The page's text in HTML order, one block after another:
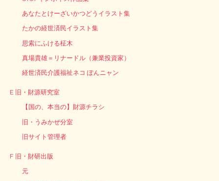
あなたとけーざいかつどうイラスト集
たかの経世済民イラスト集
思索にふける柾木
真場貴雄＝リナードル（兼業投資家）
経世済民介護福祉ネコ ぽんニャン
E 旧・財源研究室
【国の、本当の】財源チラシ
旧・うみかぜ分室
旧サイト管理者
F 旧・財研出版
元